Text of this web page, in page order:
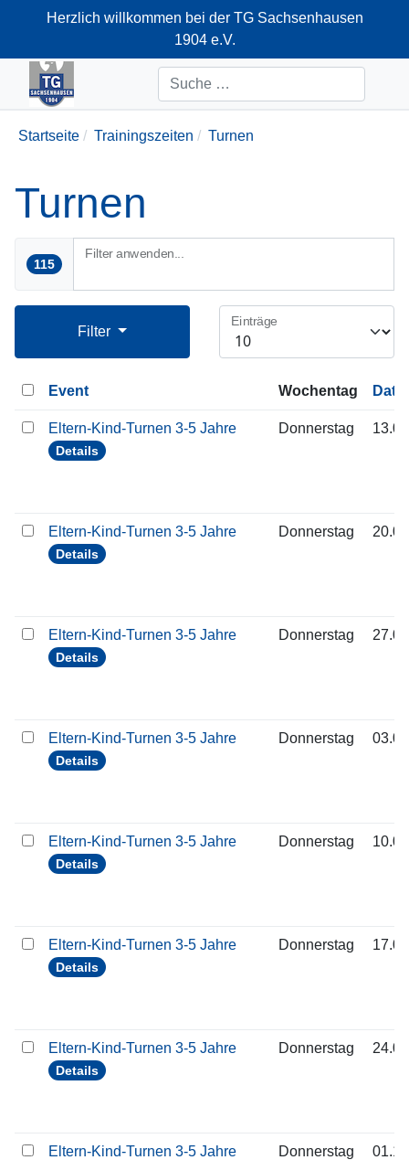
Herzlich willkommen bei der TG Sachsenhausen
1904 e.V.
+49-69-66374712
Suchen
Startseite Trainingszeiten Turnen
Turnen
115
Filter anwenden...
Filter
Einträge
Event Wochentag
Eltern-Kind-Turnen 3-5 Jahre
Details
Donnerstag
Eltern-Kind-Turnen 3-5 Jahre
Details
Donnerstag
Eltern-Kind-Turnen 3-5 Jahre
Details
Donnerstag
Eltern-Kind-Turnen 3-5 Jahre
Details
Donnerstag
Eltern-Kind-Turnen 3-5 Jahre
Details
Donnerstag
Eltern-Kind-Turnen 3-5 Jahre
Details
Donnerstag
Eltern-Kind-Turnen 3-5 Jahre
Details
Donnerstag
Eltern-Kind-Turnen 3-5 Jahre Donnerstag